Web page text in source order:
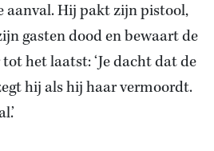
aanval. Hij pakt zijn pistool,
gasten dood en bewaart de
het laatst: ‘Je dacht dat de
hij als hij haar vermoordt.